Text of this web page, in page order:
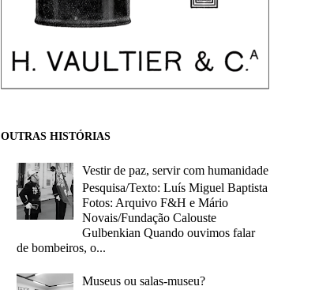
OUTRAS HISTÓRIAS
Vestir de paz, servir com humanidade
Pesquisa/Texto: Luís Miguel Baptista
Fotos: Arquivo F&H e Mário
Novais/Fundação Calouste
Gulbenkian Quando ouvimos falar
de bombeiros, o...
Museus ou salas-museu?